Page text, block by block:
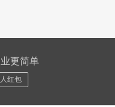
更简单
红包